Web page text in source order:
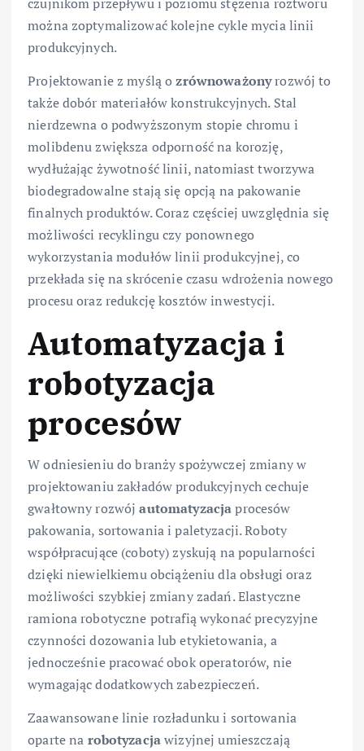
można zoptymalizować kolejne cykle mycia linii
produkcyjnych.
Projektowanie z myślą ozrównoważonyrozwój to
także dobór materiałów konstrukcyjnych. Stal
nierdzewna o podwyższonym stopie chromu i
molibdenu zwiększa odporność na korozję,
wydłużając żywotność linii, natomiast tworzywa
biodegradowalne stają się opcją na pakowanie
finalnych produktów. Coraz częściej uwzględnia się
możliwości recyklingu czy ponownego
wykorzystania modułów linii produkcyjnej, co
przekłada się na skrócenie czasu wdrożenia nowego
procesu oraz redukcję kosztów inwestycji.
Automatyzacja i
robotyzacja
procesów
W odniesieniu do branży spożywczej zmiany w
projektowaniu zakładów produkcyjnych cechuje
gwałtowny rozwójautomatyzacjaprocesów
pakowania, sortowania i paletyzacji. Roboty
współpracujące (coboty) zyskują na popularności
dzięki niewielkiemu obciążeniu dla obsługi oraz
możliwości szybkiej zmiany zadań. Elastyczne
ramiona robotyczne potrafią wykonać precyzyjne
czynności dozowania lub etykietowania, a
jednocześnie pracować obok operatorów, nie
wymagając dodatkowych zabezpieczeń.
Zaawansowane linie rozładunku i sortowania
oparte na robotyzacjawizyjnej umieszczają